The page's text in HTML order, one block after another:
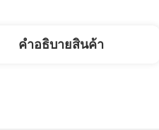
คําอธิบายสินค้า